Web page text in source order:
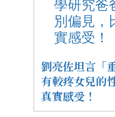
劉亮佐坦言「
有較疼女兒的
真實感受！